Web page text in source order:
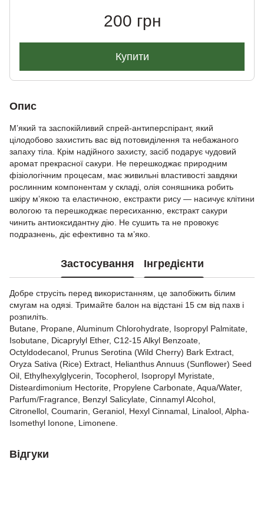
200 грн
Купити
Опис
М’який та заспокійливий спрей-антиперспірант, який
цілодобово захистить вас від потовиділення та небажаного
запаху тіла. Крім надійного захисту, засіб подарує чудовий
аромат прекрасної сакури. Не перешкоджає природним
фізіологічним процесам, має живильні властивості завдяки
рослинним компонентам у складі, олія соняшника робить
шкіру м’якою та еластичною, екстракти рису — насичує клітини
вологою та перешкоджає пересиханню, екстракт сакури
чинить антиоксидантну дію. Не сушить та не провокує
подразнень, діє ефективно та м’яко.
Застосування Інгредієнти
Добре струсіть перед використанням, це запобіжить білим
смугам на одязі. Тримайте балон на відстані 15 см від пахв і
розпиліть.
Butane, Propane, Aluminum Chlorohydrate, Isopropyl Palmitate,
Isobutane, Dicaprylyl Ether, C12-15 Alkyl Benzoate,
Octyldodecanol, Prunus Serotina (Wild Cherry) Bark Extract,
Oryza Sativa (Rice) Extract, Helianthus Annuus (Sunflower) Seed
Oil, Ethylhexylglycerin, Tocopherol, Isopropyl Myristate,
Disteardimonium Hectorite, Propylene Carbonate, Aqua/Water,
Parfum/Fragrance, Benzyl Salicylate, Cinnamyl Alcohol,
Citronellol, Coumarin, Geraniol, Hexyl Cinnamal, Linalool, Alpha-
Isomethyl Ionone, Limonene.
Відгуки